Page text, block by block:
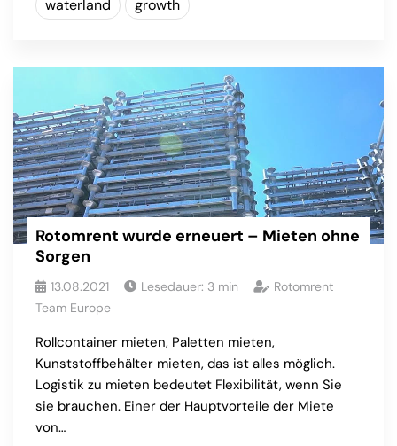
waterland growth
Rotomrent wurde erneuert – Mieten ohne
Sorgen
13.08.2021 Lesedauer: 3 min
Rotomrent
Team Europe
Rollcontainer mieten, Paletten mieten,
Kunststoffbehälter mieten, das ist alles möglich.
Logistik zu mieten bedeutet Flexibilität, wenn Sie
sie brauchen. Einer der Hauptvorteile der Miete
von…